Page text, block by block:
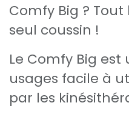
Comfy Big ?
seul coussin !
Le Comfy Big
usages facile à
par les